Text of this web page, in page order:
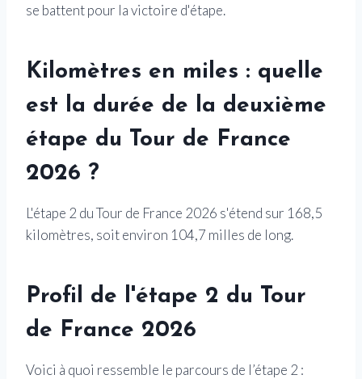
se battent pour la victoire d'étape.
Kilomètres en miles : quelle
est la durée de la deuxième
étape du Tour de France
2026 ?
L'étape 2 du Tour de France 2026 s'étend sur 168,5
kilomètres, soit environ 104,7 milles de long.
Profil de l'étape 2 du Tour
de France 2026
Voici à quoi ressemble le parcours de l’étape 2 :